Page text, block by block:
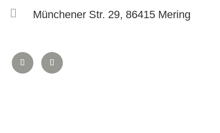
 Münchener Str. 29, 86415 Mering